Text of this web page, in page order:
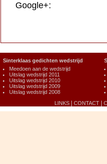
Google+:
Sinterklaas gedichten wedstrijd
Meedoen aan de wedstrijd
Uitslag wedstrijd 2011
Uitslag wedstrijd 2010
Uitslag wedstrijd 2009
Uitslag wedstrijd 2008
LINKS| CONTACT|